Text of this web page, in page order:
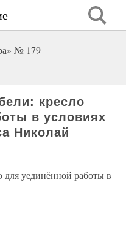
№ 179
кресло
в условиях
Николай
для уединённой работы в